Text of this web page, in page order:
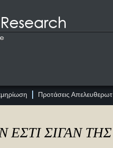
Προτάσεις
ΕΣΤΙ ΣΙΓΑΝ